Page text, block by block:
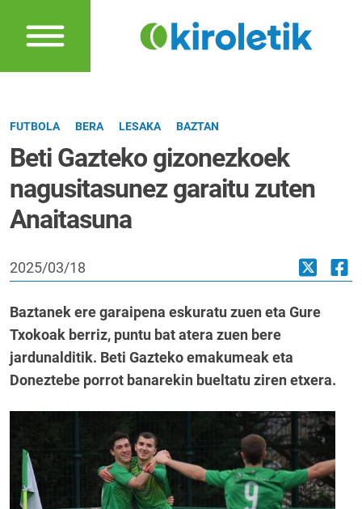
FUTBOLA BERA LESAKA BAZTAN
Beti Gazteko gizonezkoek
nagusitasunez garaitu zuten
Anaitasuna
2025/03/18
Baztanek ere garaipena eskuratu zuen eta Gure
Txokoak berriz, puntu bat atera zuen bere
jardunalditik. Beti Gazteko emakumeak eta
Doneztebe porrot banarekin bueltatu ziren etxera.